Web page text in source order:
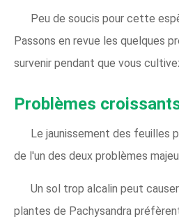
Peu de soucis pour cette
Passons en revue les quelques
survenir pendant que vous
Problèmes
Le jaunissement des feuilles
de l'un des deux problèmes
Un sol trop alcalin peut
plantes de Pachysandra